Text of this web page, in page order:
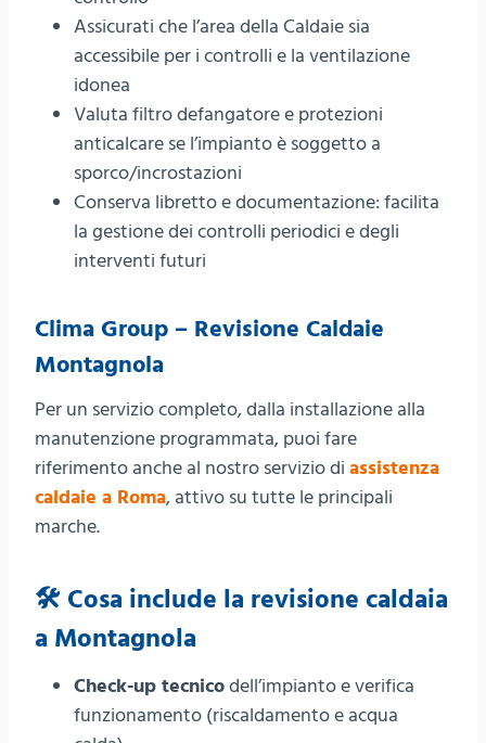
Assicurati che l’area della Caldaie sia
accessibile per i controlli e la ventilazione
idonea
Valuta filtro defangatore e protezioni
anticalcare se l’impianto è soggetto a
sporco/incrostazioni
Conserva libretto e documentazione: facilita
la gestione dei controlli periodici e degli
interventi futuri
Clima Group – Revisione Caldaie
Montagnola
Per un servizio completo, dalla installazione alla
manutenzione programmata, puoi fare
riferimento anche al nostro servizio di assistenza
caldaie a Roma, attivo su tutte le principali
marche.
🛠️ Cosa include la revisione caldaia
a Montagnola
Check-up tecnicodell’impianto e verifica
funzionamento (riscaldamento e acqua